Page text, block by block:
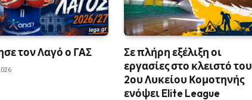
τον Λαγό ο ΓΑΣ
Σε πλήρη εξέλιξη οι
εργασίες στο κλειστό του
2ου Λυκείου Κομοτηνής
ενόψει Elite League